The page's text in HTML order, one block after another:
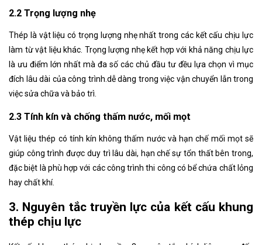
2.2 Trọng lượng nhẹ
Thép là vật liệu có trọng lượng nhẹ nhất trong các kết cấu chịu lực
làm từ vật liệu khác. Trọng lượng nhẹ kết hợp với khả năng chịu lực
là ưu điểm lớn nhất mà đa số các chủ đầu tư đều lựa chọn vì mục
đích lâu dài của công trình.dễ dàng trong việc vận chuyển lẫn trong
việc sửa chữa và bảo trì.
2.3 Tính kín và chống thấm nước, mối mọt
Vật liệu thép có tính kín không thấm nước và hạn chế mối mọt sẽ
giúp công trình được duy trì lâu dài, hạn chế sự tổn thất bên trong,
đặc biệt là phù hợp với các công trình thi công có bể chứa chất lỏng
hay chất khí.
3. Nguyên tắc truyền lực của kết cấu khung
thép chịu lực